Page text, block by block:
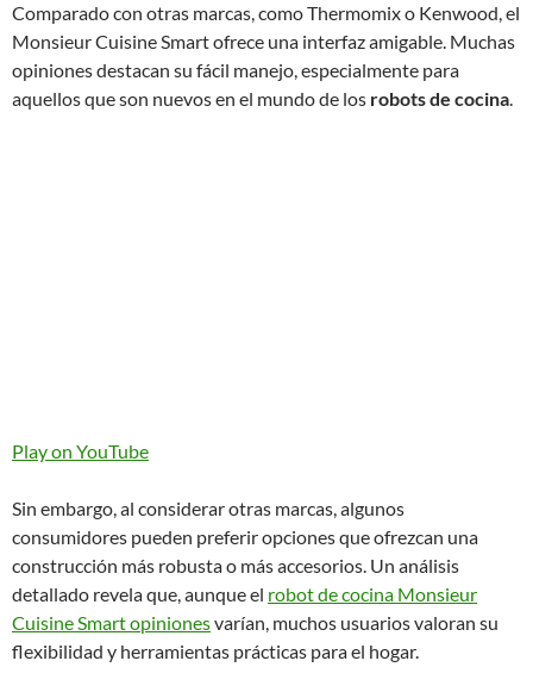
Comparado con otras marcas, como Thermomix o Kenwood, el
Monsieur Cuisine Smart ofrece una interfaz amigable. Muchas
opiniones destacan su fácil manejo, especialmente para
aquellos que son nuevos en el mundo de los robots de cocina.
Play on YouTube
Sin embargo, al considerar otras marcas, algunos
consumidores pueden preferir opciones que ofrezcan una
construcción más robusta o más accesorios. Un análisis
detallado revela que, aunque el robot de cocina Monsieur
Cuisine Smart opinionesvarían, muchos usuarios valoran su
flexibilidad y herramientas prácticas para el hogar.